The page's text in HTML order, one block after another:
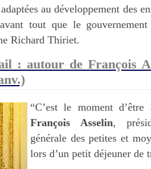
au développement des
tout que le
Richard Thiriet.
: autour de François
“C’est le moment
François Asselin,
générale des petites et
lors d’un petit déjeuner de